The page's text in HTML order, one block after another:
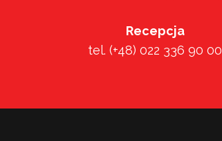
Recepcja
tel. (+48) 022 336 90 00